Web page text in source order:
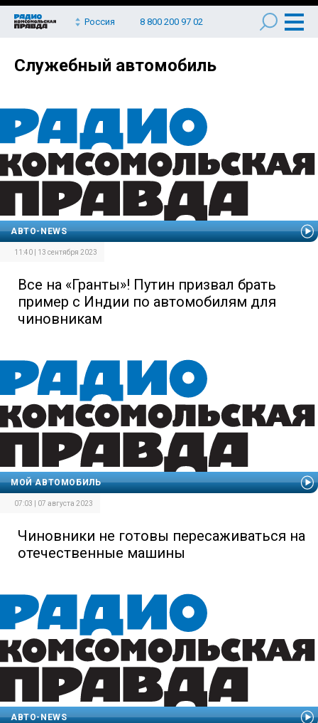
Россия 8 800 200 97 02
Служебный автомобиль
АВТО-NEWS
11:40 | 13 сентября 2023
Все на «Гранты»! Путин призвал брать
пример с Индии по автомобилям для
чиновникам
МОЙ АВТОМОБИЛЬ
07:03 | 07 августа 2023
Чиновники не готовы пересаживаться на
отечественные машины
АВТО-NEWS